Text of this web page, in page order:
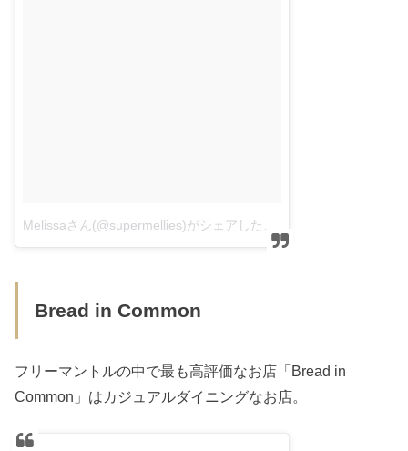
Melissaさん(@supermellies)がシェアした投稿
Bread in Common
フリーマントルの中で最も高評価なお店「Bread in
Common」はカジュアルダイニングなお店。